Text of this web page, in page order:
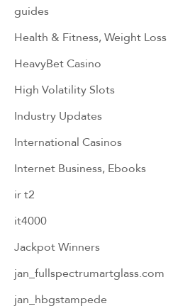
guides
Health & Fitness, Weight Loss
HeavyBet Casino
High Volatility Slots
Industry Updates
International Casinos
Internet Business, Ebooks
ir t2
it4000
Jackpot Winners
jan_fullspectrumartglass.com
jan_hbgstampede